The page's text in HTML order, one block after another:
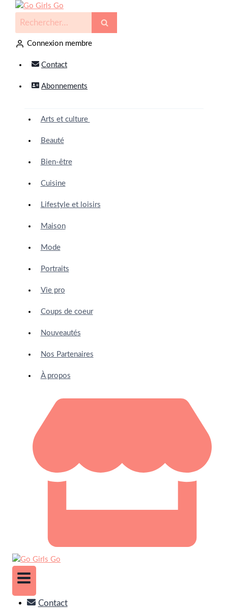
Connexion membre
Contact
Abonnements
Arts et culture
Beauté
Bien-être
Cuisine
Lifestyle et loisirs
Maison
Mode
Portraits
Vie pro
Coups de coeur
Nouveautés
Nos Partenaires
À propos
Contact